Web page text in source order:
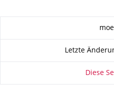
Letzte
Diese